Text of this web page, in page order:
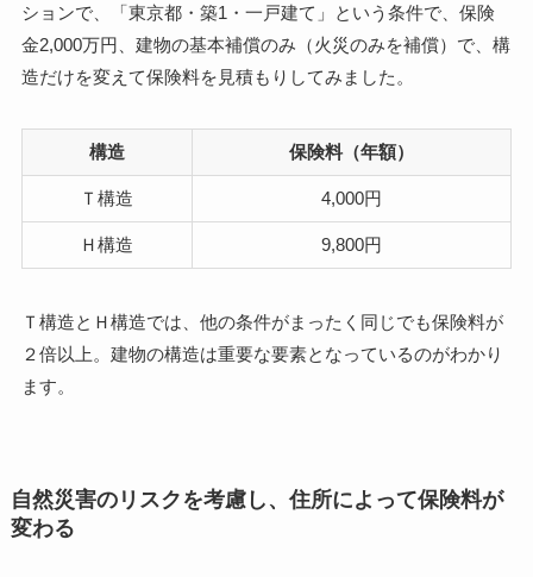
ションで、「東京都・築1・一戸建て」という条件で、保険
金2,000万円、建物の基本補償のみ（火災のみを補償）で、構
造だけを変えて保険料を見積もりしてみました。
構造 保険料（年額）
Ｔ構造 4,000円
Ｈ構造 9,800円
Ｔ構造とＨ構造では、他の条件がまったく同じでも保険料が
２倍以上。建物の構造は重要な要素となっているのがわかり
ます。
自然災害のリスクを考慮し、住所によって保険料が
変わる